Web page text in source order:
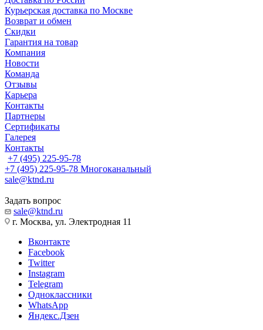
Курьерская доставка по Москве
Возврат и обмен
Скидки
Гарантия на товар
Компания
Новости
Команда
Отзывы
Карьера
Контакты
Партнеры
Сертификаты
Галерея
Контакты
+7 (495) 225-95-78
+7 (495) 225-95-78 Многоканальный
sale@ktnd.ru
Задать вопрос
sale@ktnd.ru
г. Москва, ул. Электродная 11
Вконтакте
Facebook
Twitter
Instagram
Telegram
Одноклассники
WhatsApp
Яндекс.Дзен